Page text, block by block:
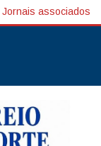
Jornais associados